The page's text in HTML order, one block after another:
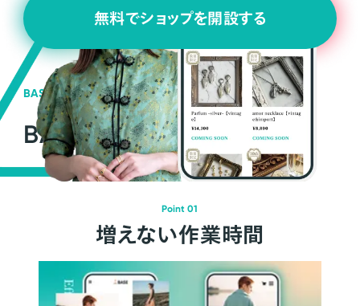
無料でショップを開設する
BASEの強み
BASEが強い3つの理由
Point 01
増えない作業時間